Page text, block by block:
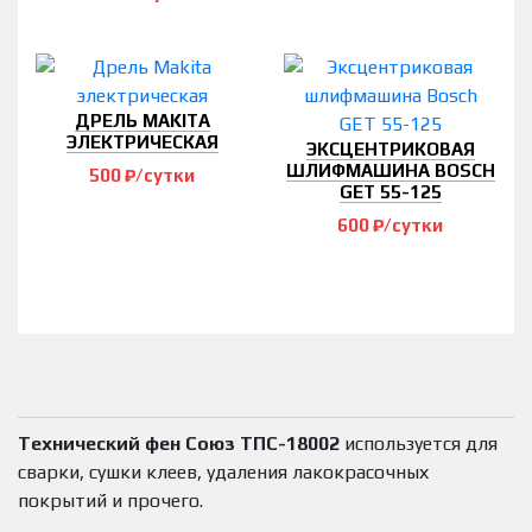
ДРЕЛЬ MAKITA
ЭЛЕКТРИЧЕСКАЯ
500 ₽/сутки
ЭКСЦЕНТРИКОВАЯ
ШЛИФМАШИНА BOSCH
GET 55-125
600 ₽/сутки
Технический фен Союз ТПС-18002 используется для
сварки, сушки клеев, удаления лакокрасочных
покрытий и прочего.